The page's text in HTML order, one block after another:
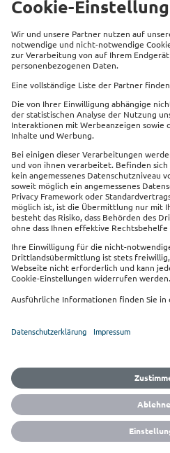
Info's zu fin4
Beliebte Produkte
Service
Kontakt
Links
Impressum Datenschutz
Cookie Einstellungen
Vertrag widerrufen
Sie finden uns auch auf